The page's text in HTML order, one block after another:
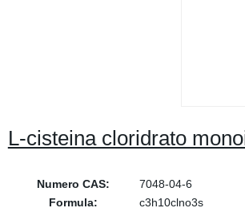
L-cisteina cloridrato
Numero CAS:
7048-04-6
Formula:
c3h10clno3s